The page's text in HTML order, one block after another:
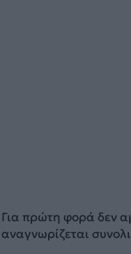
Για πρώτη φορά δεν
αναγνωρίζεται